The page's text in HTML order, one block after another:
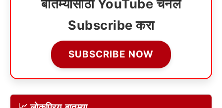
बातम्यांसाठी YouTube चॅनेल
Subscribe करा
SUBSCRIBE NOW